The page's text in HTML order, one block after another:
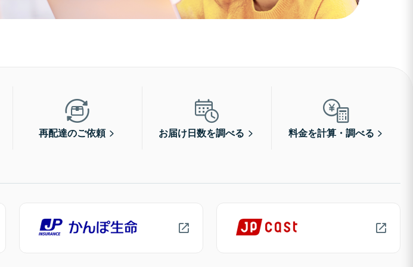
再配達のご依頼 お届け日数を調べる 料金を計算・調べる